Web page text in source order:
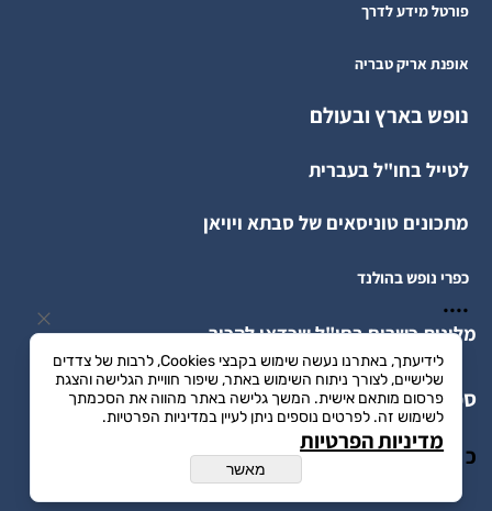
פורטל מידע לדרך
אופנת אריק טבריה
נופש בארץ ובעולם
לטייל בחו"ל בעברית
מתכונים טוניסאים של סבתא ויויאן
כפרי נופש בהולנד
....
מלונות כשרים בחו"ל שכדאי להכיר
ספארי בקניה
כ
לידיעתך, באתרנו נעשה שימוש בקבצי Cookies, לרבות של צדדים
שלישיים, לצורך ניתוח השימוש באתר, שיפור חוויית הגלישה והצגת
פרסום מותאם אישית. המשך גלישה באתר מהווה את הסכמתך
לשימוש זה. לפרטים נוספים ניתן לעיין במדיניות הפרטיות.
מדיניות הפרטיות
מאשר